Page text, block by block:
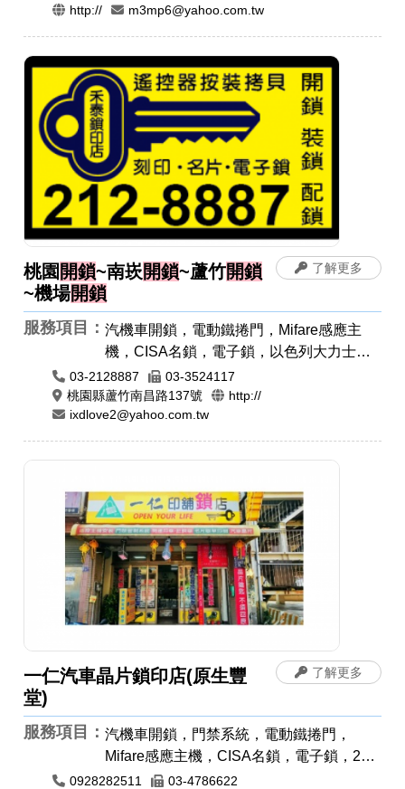
章，牛角印章，印鑑章，原子章
http://
m3mp6@yahoo.com.tw
桃園 開鎖~南崁開鎖~蘆竹開鎖
~機場開鎖
服務項目：汽機車開鎖，電動鐵捲門，Mifare感應主
機，CISA名鎖，電子鎖，以色列大力士
鎖，24小時開鎖，各種門鎖，感應卡感應
扣，遙控器安裝拷貝，電磁鎖，防盜警報門
鎖，晶片鎖匙，汽車開鎖，機車開鎖，開運
印章，肚臍章/胎毛筆，手工印章，象牙印
章，印章圖案設計，印身雕刻，公司章，電
鑑章，原子章
03-2128887
03-3524117
桃園縣蘆竹南昌路137號
http://
ixdlove2@yahoo.com.tw
了解更多
一仁汽車晶片鎖印店(原生豐
堂)
服務項目：汽機車開鎖，門禁系統，電動鐵捲門，
Mifare感應主機，CISA名鎖，電子鎖，24
小時開鎖，各種門鎖，感應卡感應扣，遙控
0928282511
03-4786622
了解更多